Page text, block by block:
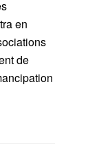
en
de